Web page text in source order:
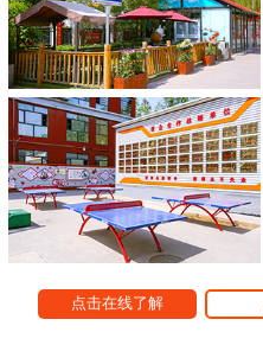
点击在线了解